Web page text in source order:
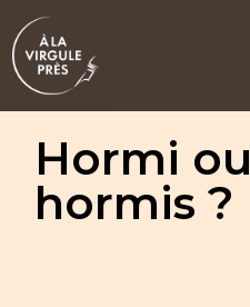
Hormi ou
hormis ?